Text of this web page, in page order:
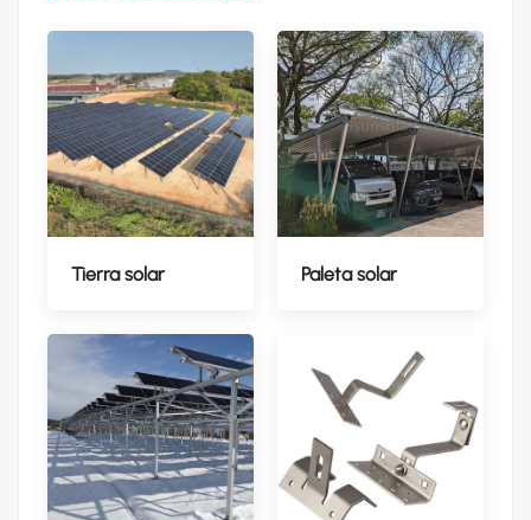
Tierra solar Paleta solar